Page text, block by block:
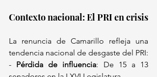
La renuncia de Camarillo refleja una
- Pérdida de influencia: De 15 a 13